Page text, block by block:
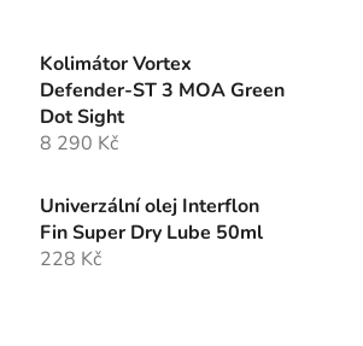
Kolimátor Vortex
Defender-ST 3 MOA Green
Dot Sight
8 290 Kč
Univerzální olej Interflon
Fin Super Dry Lube 50ml
228 Kč